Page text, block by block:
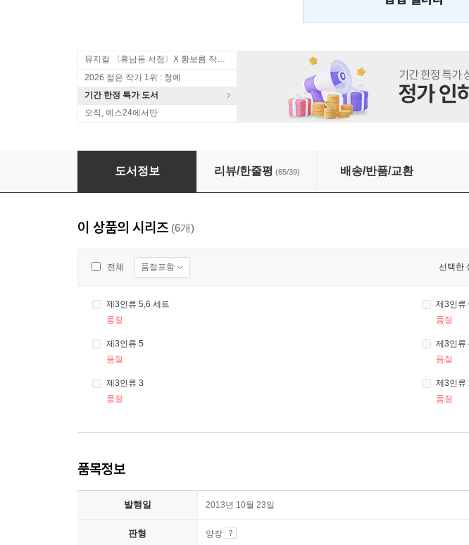
뮤지컬 〈휴남동 서점〉X 황보름 작가 북토크
2026 젊은 작가 1위 : 청예
기간 한정 특가 도서
오직, 예스24에서만
제3인류 1
도서정보 리뷰/한줄평 (65/39) 배송/반품/교환
이 상품의 시리즈 (6개)
전체 품절포함 선택한
제3인류 5,6 세트
품절
제3인류
품절
제3인류 5
품절
제3인류
품절
제3인류 3
품절
제3인류
품절
품목정보
발행일 2013년 10월 23일
판형 양장